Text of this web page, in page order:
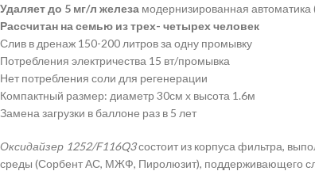
Удаляет до 5 мг/л железа модернизированная автоматика
Рассчитан на семью из трех- четырех человек
Слив в дренаж 150-200 литров за одну промывку
Потребления электричества 15 вт/промывка
Нет потребления соли для регенерации
Компактный размер: диаметр 30см х высота 1.6м
Замена загрузки в баллоне раз в 5 лет
Оксидайзер 1252/F116Q3состоит из корпуса фильтра,
среды (Сорбент АС, МЖФ, Пиролюзит), поддерживающего